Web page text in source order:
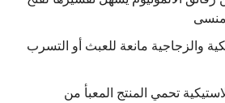
والزجاجية مانعة للعبث أو التسرب
تحمي المنتج المعبأ من